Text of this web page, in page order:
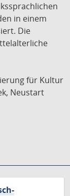
in einem
Die
für Kultur
Neustart